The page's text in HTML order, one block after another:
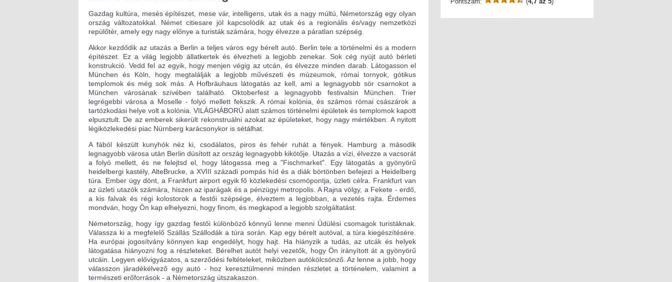
Gazdag kultúra, mesés építészet, mese vár, intelligens, utak és a nagy múltú, Németország egy olyan
ország változatokkal. Német citiesare jól kapcsolódik az utak és a regionális és/vagy nemzetközi
repülőtér, amely egy nagy előnye a turisták számára, hogy élvezze a páratlan szépség.
Akkor kezdődik az utazás a Berlin a teljes város egy bérelt autó. Berlin tele a történelmi és a modern
építészet. Ez a világ legjobb állatkertek és élvezheti a legjobb zenekar. Sok cég nyújt autó bérleti
konstrukció. Vedd fel az egyik, hogy menjen végig az utcán, és élvezze minden darab. Látogasson el
München és Köln, hogy megtalálják a legjobb művészeti és múzeumok, római tornyok, gótikus
templomok és még sok más. A Hofbräuhaus látogatás az kell, ami a legnagyobb sör csarnokot a
München városának szívében található. Oktoberfest a legnagyobb festivalsin München. Trier
legrégebbi városa a Moselle - folyó mellett fekszik. A római kolónia, és számos római császárok a
tartózkodási helye volt a kolónia. VILÁGHÁBORÚ alatt számos történelmi épületek és templomok kapott
elpusztult. De az emberek sikerült rekonstruálni azokat az épületeket, hogy nagy mértékben. A nyitott
légiközlekedési piac Nürnberg karácsonykor is sétálhat.
A fából készült kunyhók néz ki, csodálatos, piros és fehér ruhát a fények. Hamburg a második
legnagyobb városa után Berlin dúsított az ország legnagyobb kikötője. Utazás a vízi, élvezze a vacsorát
a folyó mellett, és ne felejtsd el, hogy látogassa meg a "Fischmarket". Egy látogatás a gyönyörű
heidelbergi kastély, AlteBrucke, a XVIII századi pompás híd és a diák börtönben befejezi a Heidelberg
túra. Ember úgy dönt, a Frankfurt airport egyik fő közlekedési csomópontja, üzleti célra. Frankfurt van
az üzleti utazók számára, hiszen az iparágak és a pénzügyi metropolis. A Rajna völgy, a Fekete - erdő,
a kis falvak és régi kolostorok a festői szépsége, élveztem a legjobban, a vezetés rajta. Érdemes
mondván, hogy Ön kap elhelyezni, hogy finom, és megkapod a legjobb szolgáltatást.
Németország, hogy így gazdag festői különböző könnyű lenne menni Üdülési csomagok turistáknak.
Válassza ki a megfelelő Szállás Szállodák a túra során. Kap egy bérelt autóval, a túra kiegészítésére.
Ha európai jogosítvány könnyen kap engedélyt, hogy hajt. Ha hiányzik a tudás, az utcák és helyek
látogatása hiányozni fog a részleteket. Bérelhet autót helyi vezetők, hogy Ön irányított át a gyönyörű
utcáin. Legyen elővigyázatos, a szerződési feltételeket, miközben autókölcsönző. Az lenne a jobb, hogy
válasszon járadékélvező egy autó - hoz keresztülmenni minden részletet a történelem, valamint a
természeti erőforrások - a Németország útszakaszon.